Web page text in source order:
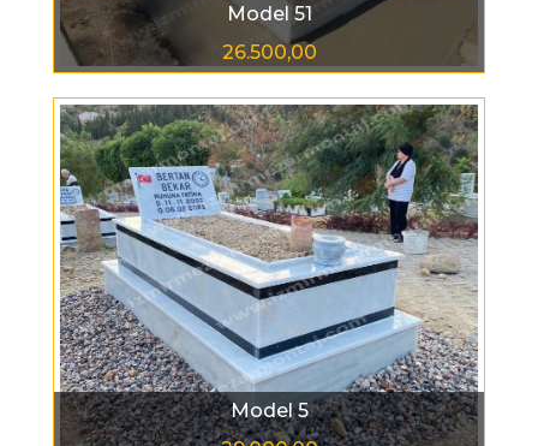
Model 51
26.500,00
Model 5